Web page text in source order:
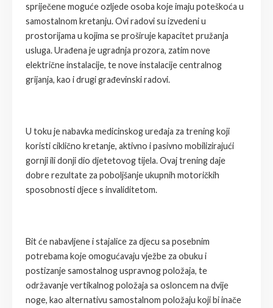
spriječene moguće ozljede osoba koje imaju poteškoća u
samostalnom kretanju. Ovi radovi su izvedeni u
prostorijama u kojima se proširuje kapacitet pružanja
usluga. Urađena je ugradnja prozora, zatim nove
električne instalacije, te nove instalacije centralnog
grijanja, kao i drugi građevinski radovi.
U toku je nabavka medicinskog uređaja za trening koji
koristi ciklično kretanje, aktivno i pasivno mobilizirajući
gornji ili donji dio djetetovog tijela. Ovaj trening daje
dobre rezultate za poboljšanje ukupnih motoričkih
sposobnosti djece s invaliditetom.
Bit će nabavljene i stajalice za djecu sa posebnim
potrebama koje omogućavaju vježbe za obuku i
postizanje samostalnog uspravnog položaja, te
održavanje vertikalnog položaja sa osloncem na dvije
noge, kao alternativu samostalnom položaju koji bi inače